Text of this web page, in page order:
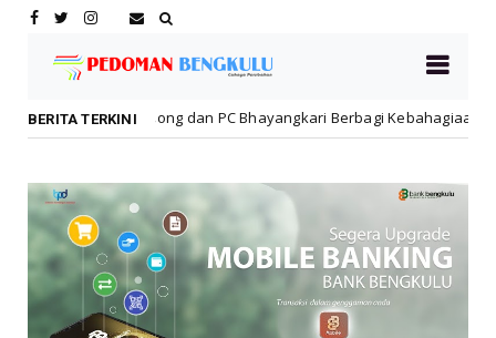
BERITA TERKINI
dan PC Bhayangkari Berbagi Kebahagiaan Bersama Anak Panti